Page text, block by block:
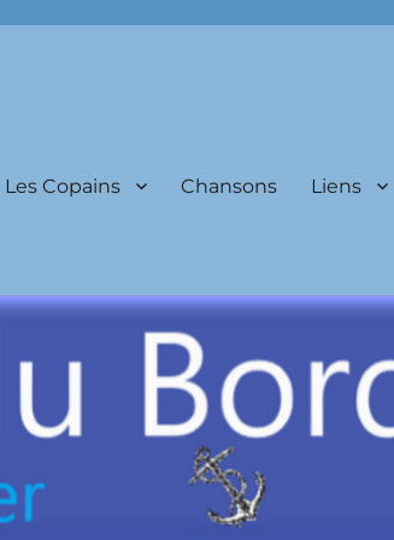
Les Copains Chansons Liens